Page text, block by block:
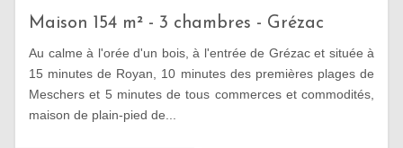
Maison 154 m² - 3 chambres - Grézac
Au calme à l'orée d'un bois, à l'entrée de Grézac et située à
15 minutes de Royan, 10 minutes des premières plages de
Meschers et 5 minutes de tous commerces et commodités,
maison de plain-pied de...